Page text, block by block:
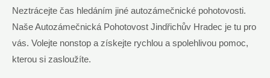
Neztrácejte čas hledáním jiné autozámečnické pohotovosti.
Naše Autozámečnická Pohotovost Jindřichův Hradec je tu pro
vás. Volejte nonstop a získejte rychlou a spolehlivou pomoc,
kterou si zasloužíte.